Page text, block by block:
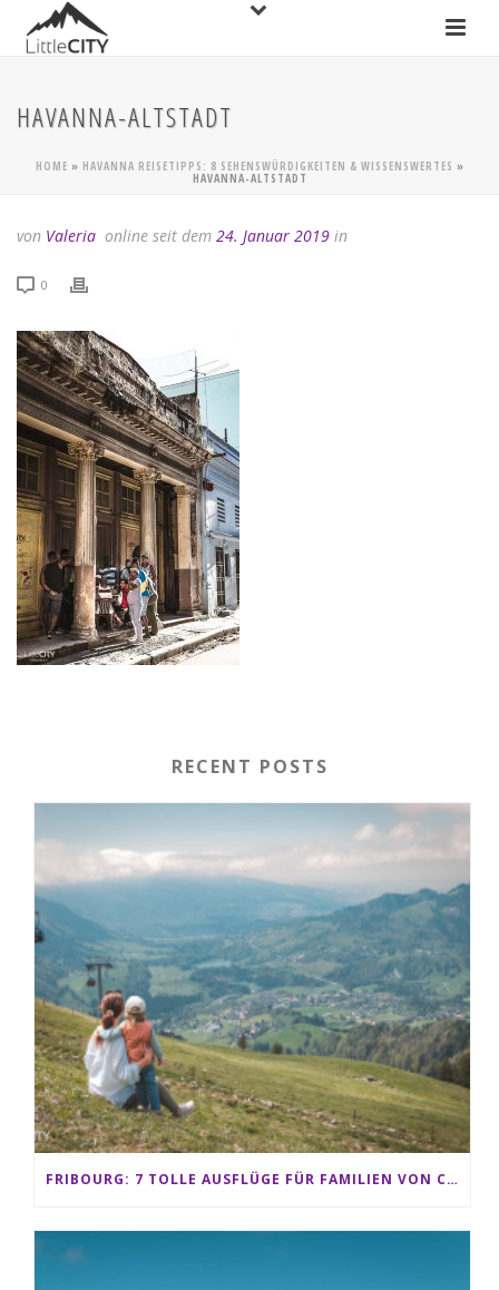
HAVANNA-ALTSTADT
HOME » HAVANNA REISETIPPS: 8 SEHENSWÜRDIGKEITEN & WISSENSWERTES »
HAVANNA-ALTSTADT
von Valeria online seit dem 24. Januar 2019 in
0
RECENT POSTS
FRIBOURG: 7 TOLLE AUSFLÜGE FÜR FAMILIEN VON CHARMEY BIS LES PACCOTS